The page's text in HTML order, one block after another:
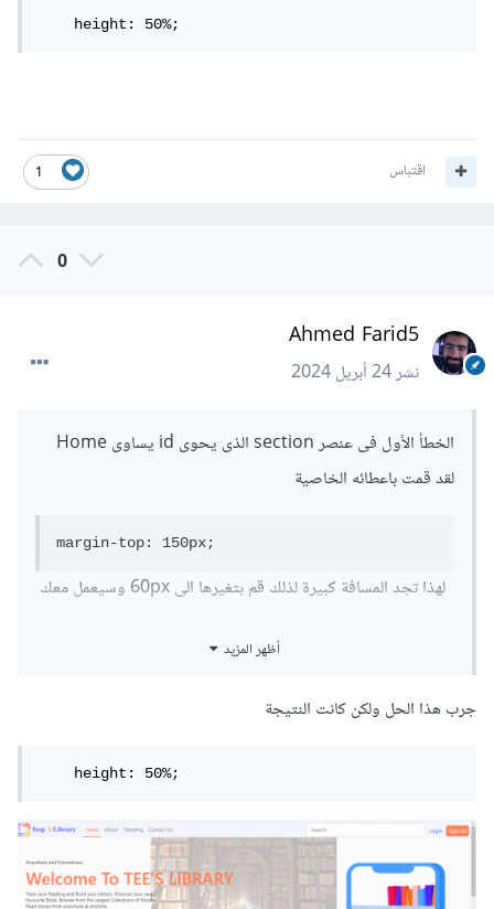
    height: 50%;
1 اقتباس
0
Ahmed Farid5
نشر24 أبريل 2024
الخطأ الأول فى عنصر section الذى يحوى id يساوى Home
لقد قمت باعطائه الخاصية
margin-top: 150px;
لهذا تجد المسافة كبيرة لذلك قم بتغيرها الى 60px وسيعمل معك
اى تشغل اصغير طول للفيديو هو 100% . ولذلك الحل هو
استخدام الخاصية height لكن اعطائها قيمة ب هكذا
أظهر المزيد
جرب هذا الحل ولكن كانت النتيجة
    height: 50%;